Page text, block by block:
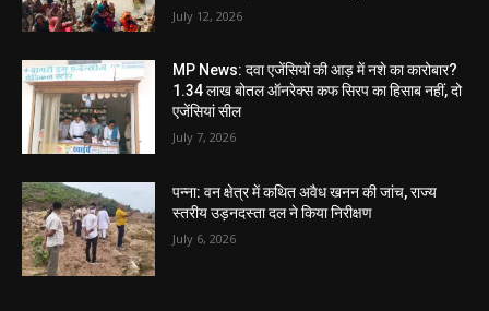
July 12, 2026
MP News: दवा एजेंसियों की आड़ में नशे का कारोबार?
1.34 लाख बोतल ऑनरेक्स कफ सिरप का हिसाब नहीं, दो
एजेंसियां सील
July 7, 2026
पन्ना: वन क्षेत्र में कथित अवैध खनन की जांच, राज्य
स्तरीय उड़नदस्ता दल ने किया निरीक्षण
July 6, 2026